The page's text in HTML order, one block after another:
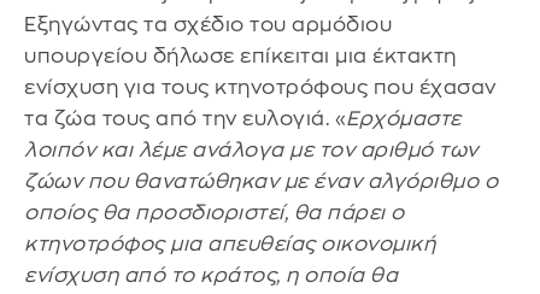
Εξηγώντας τα σχέδιο του αρμόδιου
υπουργείου δήλωσε επίκειται μια έκτακτη
ενίσχυση για τους κτηνοτρόφους που έχασαν
τα ζώα τους από την ευλογιά. «Ερχόμαστε
λοιπόν και λέμε ανάλογα με τον αριθμό των
ζώων που θανατώθηκαν με έναν αλγόριθμο ο
οποίος θα προσδιοριστεί, θα πάρει ο
κτηνοτρόφος μια απευθείας οικονομική
ενίσχυση από το κράτος, η οποία θα